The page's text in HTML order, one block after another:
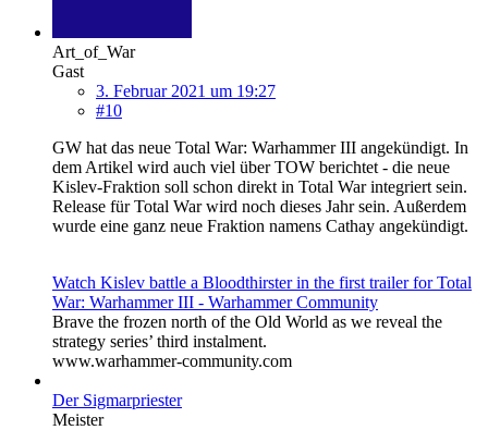
Art_of_War
Gast
3. Februar 2021 um 19:27
#10
GW hat das neue Total War: Warhammer III angekündigt. In
dem Artikel wird auch viel über TOW berichtet - die neue
Kislev-Fraktion soll schon direkt in Total War integriert sein.
Release für Total War wird noch dieses Jahr sein. Außerdem
wurde eine ganz neue Fraktion namens Cathay angekündigt.
Watch Kislev battle a Bloodthirster in the first trailer for Total
War: Warhammer III - Warhammer Community
Brave the frozen north of the Old World as we reveal the
strategy series’ third instalment.
www.warhammer-community.com
Der Sigmarpriester
Meister